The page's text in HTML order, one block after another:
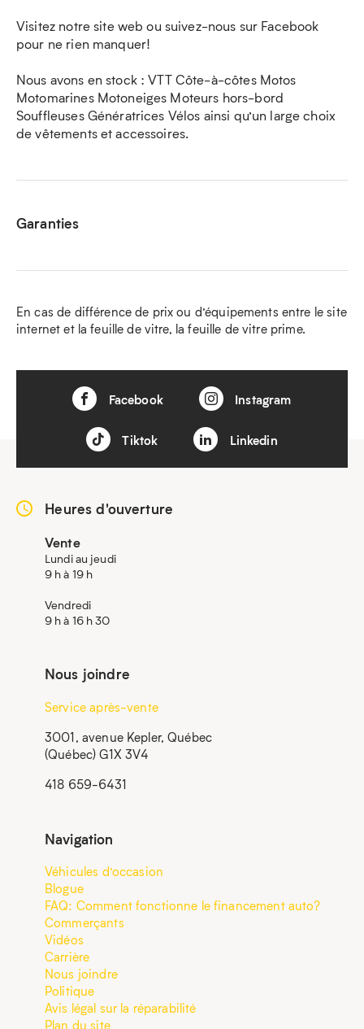
Visitez notre site web ou suivez-nous sur Facebook
pour ne rien manquer!
Nous avons en stock : VTT Côte-à-côtes Motos
Motomarines Motoneiges Moteurs hors-bord
Souffleuses Génératrices Vélos ainsi qu’un large choix
de vêtements et accessoires.
Garanties
En cas de différence de prix ou d’équipements entre le site
internet et la feuille de vitre, la feuille de vitre prime.
Facebook Instagram
Tiktok Linkedin
Heures d'ouverture
Vente
Lundi au jeudi
9 h à 19 h
Vendredi
9 h à 16 h 30
Nous joindre
Service après-vente
3001, avenue Kepler, Québec
(Québec) G1X 3V4
418 659-6431
Navigation
Véhicules d’occasion
Blogue
FAQ: Comment fonctionne le financement auto?
Commerçants
Vidéos
Carrière
Nous joindre
Politique
Avis légal sur la réparabilité
Plan du site